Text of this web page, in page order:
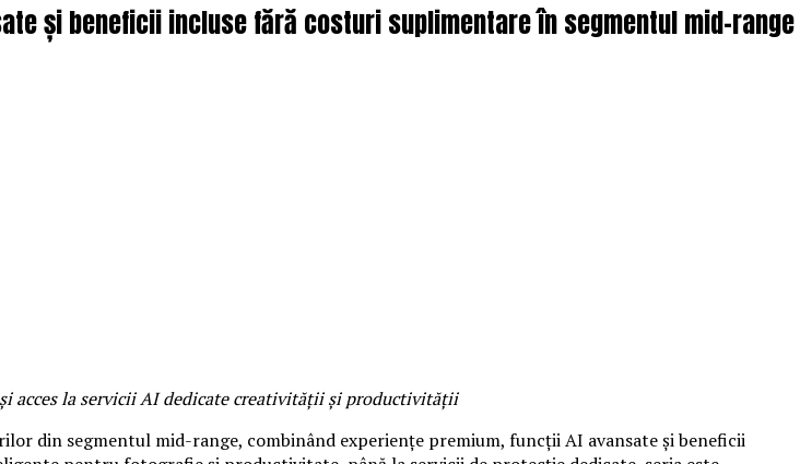
și beneficii incluse fără costuri suplimentare în segmentul mid-range
acces la servicii AI dedicate creativității și productivității
din segmentul mid-range, combinând experiențe premium, funcții AI avansate și beneficii